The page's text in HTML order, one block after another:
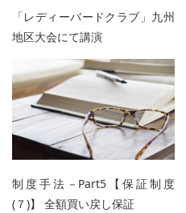
「レディーバードクラブ」九州
地区大会にて講演
制度手法－Part5【保証制度
(７)】 全額買い戻し保証